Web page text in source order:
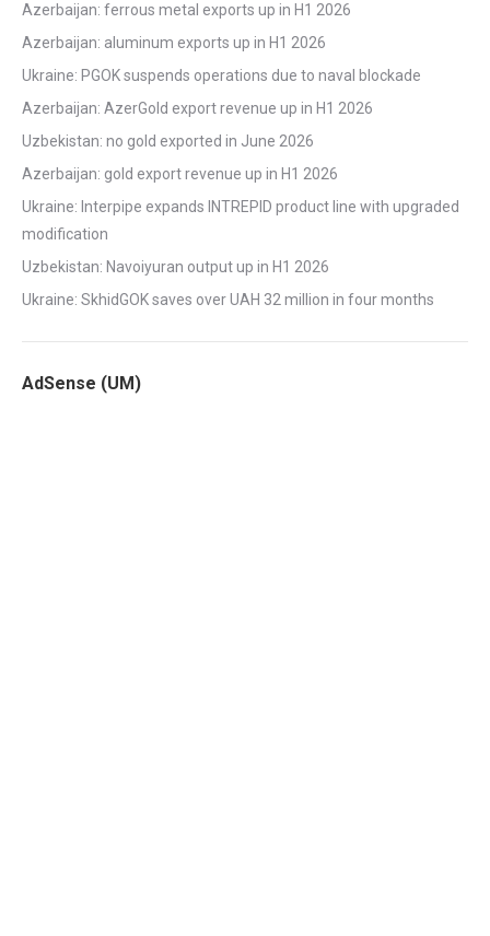
Azerbaijan: ferrous metal exports up in H1 2026
Azerbaijan: aluminum exports up in H1 2026
Ukraine: PGOK suspends operations due to naval blockade
Azerbaijan: AzerGold export revenue up in H1 2026
Uzbekistan: no gold exported in June 2026
Azerbaijan: gold export revenue up in H1 2026
Ukraine: Interpipe expands INTREPID product line with upgraded
modification
Uzbekistan: Navoiyuran output up in H1 2026
Ukraine: SkhidGOK saves over UAH 32 million in four months
AdSense (UM)